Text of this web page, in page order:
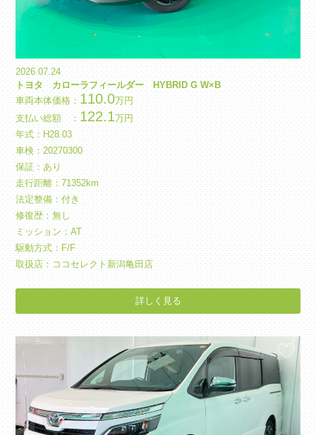
2026.07.24
トヨタ カローラフィールダー HYBRID G W×B
車両本体価格： 110.0万円
支払い総額 ： 122.1万円
年式： H28.03
車検：20270300
保証：あり
走行距離：71352km
法定整備：付き
修復歴：無し
ミッション：AT
駆動方式：F/F
取扱店：ココセレクト新潟亀田店
詳しく見る
お気に